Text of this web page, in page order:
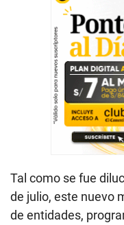
Tal como se fue
de julio, este nuevo
de entidades,